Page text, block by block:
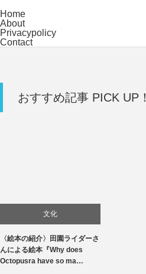
Home
About
Privacypolicy
Contact
おすすめ記事 PICK UP！
文化
〈絵本の紹介〉田園ライダーさ
んによる絵本『Why does
Octopusra have so ma…